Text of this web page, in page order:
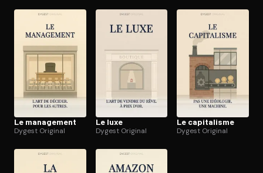
Ouvre l'app Appareil photo, pointe sur le code. C'est gratuit à
Le management
Dygest Original
Le luxe
Dygest Original
Le capitalisme
Dygest Original